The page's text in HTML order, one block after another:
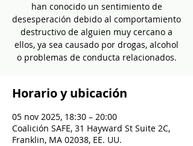
han conocido un sentimiento de
desesperación debido al comportamiento
destructivo de alguien muy cercano a
ellos, ya sea causado por drogas, alcohol
o problemas de conducta relacionados.
Horario y ubicación
05 nov 2025, 18:30 – 20:00
Coalición SAFE, 31 Hayward St Suite 2C,
Franklin, MA 02038, EE. UU.